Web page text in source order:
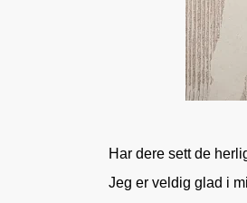
Har dere sett de
Jeg er veldig glad i